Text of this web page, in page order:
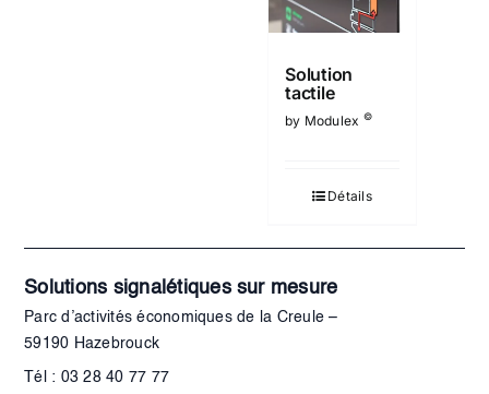
Solution
tactile
by Modulex ©
Détails
Solutions signalétiques sur mesure
Parc d’activités économiques de la Creule –
59190 Hazebrouck
Tél : 03 28 40 77 77